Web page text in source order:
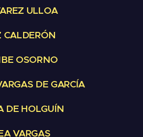
ULLOA
CALDERÓN
OSORNO
DE GARCÍA
DE HOLGUÍN
VARGAS